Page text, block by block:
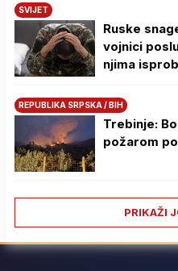
SVIJET
Ruske
vojnici
njima
REPUBLIKA SRPSKA / BIH
Trebinje:
požarom
PRIKAŽI